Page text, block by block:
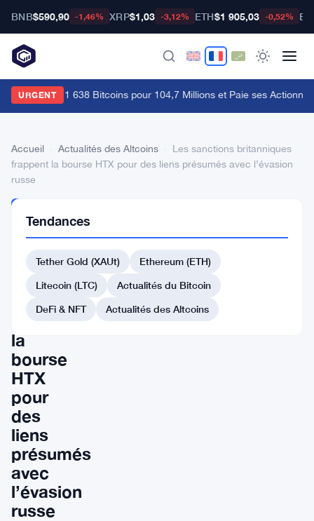
BNB$590,90 -1,46% XRP$1,03 -3,12% ETH$1 905,03 -0,52%
URGENT
Vend 1 638 Bitcoins pour 104,7 Millions et Paie ses
Accueil Actualités des Altcoins
Les sanctions britanniques
frappent la bourse HTX pour des liens présumés avec l’évasion
russe
DES
ALTCOINS
Les
sanctions
britanniques
la
bourse
HTX
pour
des
liens
présumés
avec
l’évasion
russe
Tendances
Tether Gold (XAUt)
Ethereum (ETH)
Litecoin (LTC)
Actualités du Bitcoin
DeFi & NFT
Actualités des Altcoins